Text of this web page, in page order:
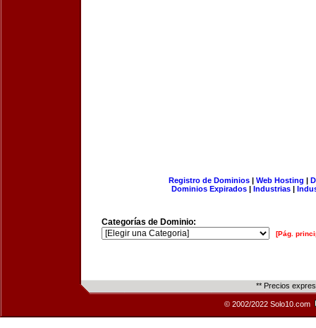
Registro de Dominios| Web Hosting |
Dominios Expirados | Industrias |
Categorías de Dominio:
[Pág.
** Precios
© 2002/2022 Solo10.com